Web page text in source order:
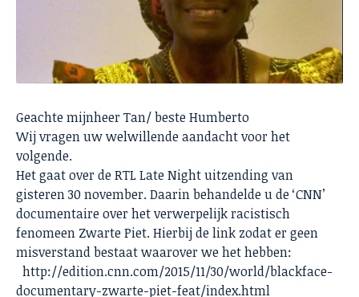
Geachte mijnheer Tan/ beste Humberto
Wij vragen uw welwillende aandacht voor het
volgende.
Het gaat over de RTL Late Night uitzending van
gisteren 30 november. Daarin behandelde u de ‘CNN’
documentaire over het verwerpelijk racistisch
fenomeen Zwarte Piet. Hierbij de link zodat er geen
misverstand bestaat waarover we het hebben:
http://edition.cnn.com/2015/11/30/world/blackface-
documentary-zwarte-piet-feat/index.html